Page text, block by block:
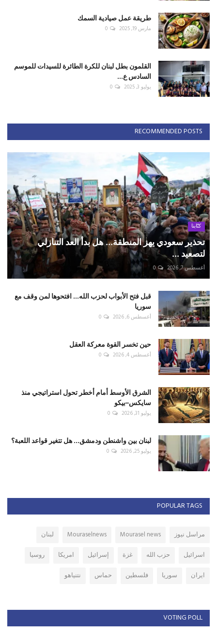
طريقة عمل صيادية السمك
مارس 19, 2025 0
القلمون بطل لبنان للكرة الطائرة للسيدات للموسم
السادس ع...
يوليو 3, 2025 0
RECOMMENDED POSTS
كتّابنا
تحذير سعودي يهز المنطقة... هل بدأ العد التنازلي
لتصعيد ...
أغسطس 7, 2026 0
قبل فتح الأبواب لحزب الله... افتحوها لمن وقف مع
سوريا
أغسطس 6, 2026 0
حين تخسر القوة معركة العقل
أغسطس 4, 2026 0
الشرق الأوسط أمام أخطر تحول استراتيجي منذ
سايكس–بيكو
يوليو 31, 2026 0
لبنان بين واشنطن ودمشق... هل تتغير قواعد اللعبة؟
يوليو 25, 2026 0
POPULAR TAGS
مراسل نيوز Mourasel news
Mouraselnews
لبنان
اسرائيل
حزب الله غزة إسرائيل امريكا
روسيا
ايران
سوريا فلسطين حماس نتنياهو
VOTING POLL